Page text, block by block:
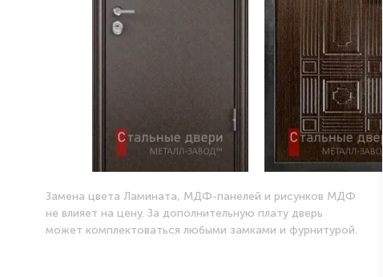
Замена цвета Ламината, МДФ-панелей и рисунков МДФ
не влияет на цену. За дополнительную плату дверь
может комплектоваться любыми замками и фурнитурой.